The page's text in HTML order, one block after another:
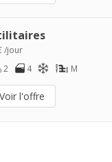
/jour
2
4 M
Voir l'offre